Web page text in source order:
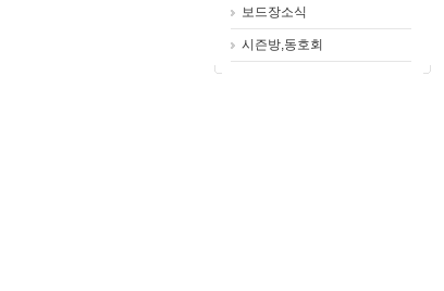
보드장소식
시즌방,동호회